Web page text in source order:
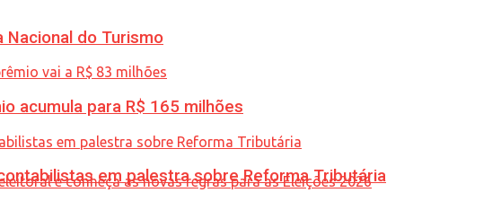
Nacional do Turismo
acumula para R$ 165 milhões
em palestra sobre Reforma Tributária